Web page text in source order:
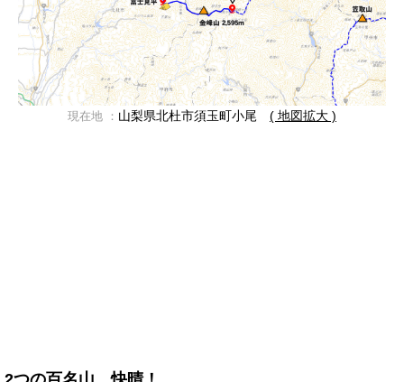
現在地 ： 山梨県北杜市須玉町小尾 ( 地図拡大 )